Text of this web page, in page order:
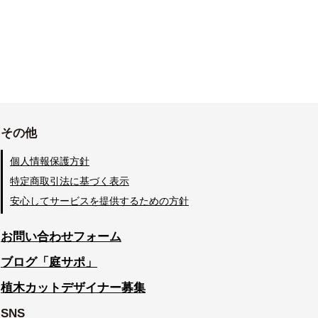
その他
個人情報保護方針
特定商取引法に基づく表示
安心してサービスを提供するための方針
お問い合わせフォーム
ブログ「庭サポ」
植木カットデザイナー募集
SNS